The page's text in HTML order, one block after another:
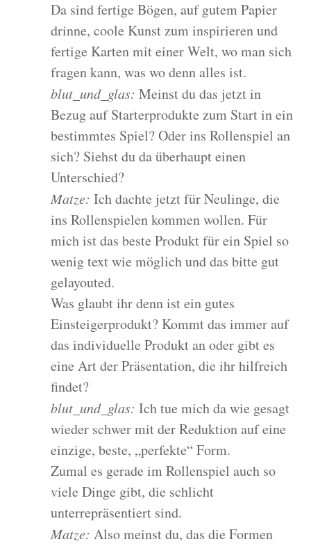
Da sind fertige Bögen, auf gutem Papier
drinne, coole Kunst zum inspirieren und
fertige Karten mit einer Welt, wo man sich
fragen kann, was wo denn alles ist.
blut_und_glas: Meinst du das jetzt in
Bezug auf Starterprodukte zum Start in ein
bestimmtes Spiel? Oder ins Rollenspiel an
sich? Siehst du da überhaupt einen
Unterschied?
Matze: Ich dachte jetzt für Neulinge, die
ins Rollenspielen kommen wollen. Für
mich ist das beste Produkt für ein Spiel so
wenig text wie möglich und das bitte gut
gelayouted.
Was glaubt ihr denn ist ein gutes
Einsteigerprodukt? Kommt das immer auf
das individuelle Produkt an oder gibt es
eine Art der Präsentation, die ihr hilfreich
findet?
blut_und_glas: Ich tue mich da wie gesagt
wieder schwer mit der Reduktion auf eine
einzige, beste, „perfekte“ Form.
Zumal es gerade im Rollenspiel auch so
viele Dinge gibt, die schlicht
unterrepräsentiert sind.
Matze: Also meinst du, das die Formen